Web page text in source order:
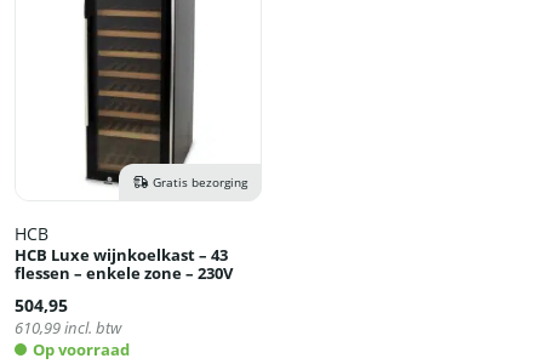
Gratis bezorging
HCB
HCB Luxe wijnkoelkast – 43
flessen – enkele zone – 230V
504,95
610,99incl. btw
Op voorraad